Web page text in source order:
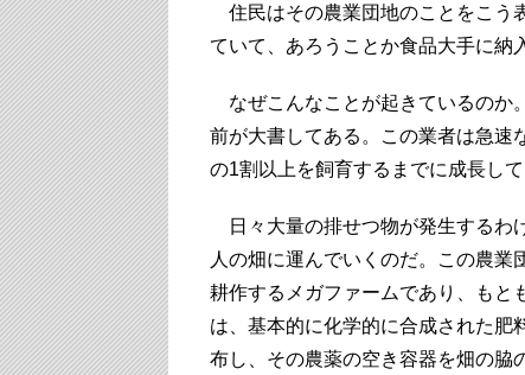
住民はその農業団地のことをこう
ていて、あろうことか食品大手に納
なぜこんなことが起きているのか
前が大書してある。この業者は急速
の1割以上を飼育するまでに成長して
日々大量の排せつ物が発生するわ
人の畑に運んでいくのだ。この農
耕作するメガファームであり、もと
は、基本的に化学的に合成された肥
布し、その農薬の空き容器を畑の脇